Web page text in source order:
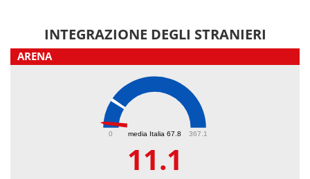
INTEGRAZIONE DEGLI STRANIERI
ARENA
media Italia 67.8
0 367.1
11.1